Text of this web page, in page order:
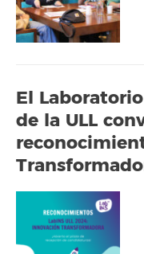
El
de la ULL